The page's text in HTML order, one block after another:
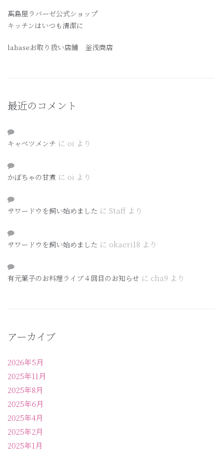
髙島屋ラバーゼ公式ショップ
キッチンはいつも清潔に
labaseお取り扱い店舗 釡浅商店
最近のコメント
キャベツメンチ に oi より
かぼちゃの甘煮 に oi より
サワードウを飼い始めました に Staffより
サワードウを飼い始めました に okaeri18 より
有元葉子のお料理ライブ４回目のお知らせ に cha9 より
アーカイブ
2026年5月
2025年11月
2025年8月
2025年6月
2025年4月
2025年2月
2025年1月